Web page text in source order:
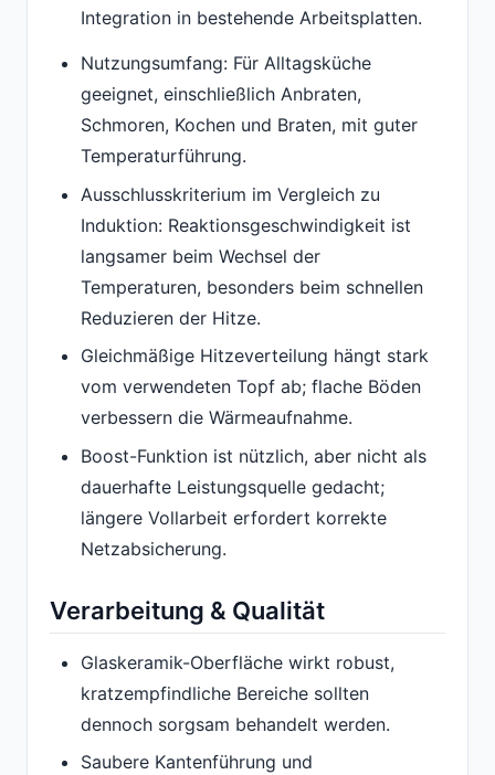
Integration in bestehende Arbeitsplatten.
Nutzungsumfang: Für Alltagsküche
geeignet, einschließlich Anbraten,
Schmoren, Kochen und Braten, mit guter
Temperaturführung.
Ausschlusskriterium im Vergleich zu
Induktion: Reaktionsgeschwindigkeit ist
langsamer beim Wechsel der
Temperaturen, besonders beim schnellen
Reduzieren der Hitze.
Gleichmäßige Hitzeverteilung hängt stark
vom verwendeten Topf ab; flache Böden
verbessern die Wärmeaufnahme.
Boost-Funktion ist nützlich, aber nicht als
dauerhafte Leistungsquelle gedacht;
längere Vollarbeit erfordert korrekte
Netzabsicherung.
Verarbeitung & Qualität
Glaskeramik-Oberfläche wirkt robust,
kratzempfindliche Bereiche sollten
dennoch sorgsam behandelt werden.
Saubere Kantenführung und